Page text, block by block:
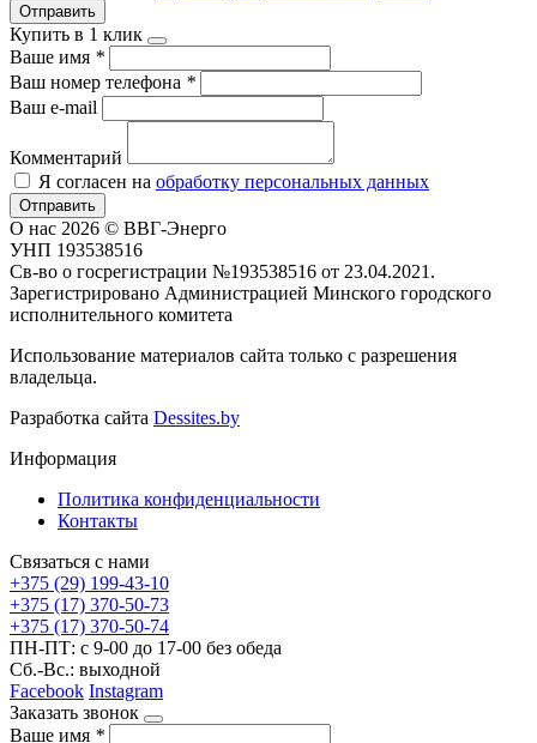
Отправить
Купить в 1 клик
Ваше имя *
Ваш номер телефона *
Ваш e-mail
Комментарий
Я согласен на обработку персональных данных
Отправить
О нас 2026 © ВВГ-Энерго
УНП 193538516
Св-во о госрегистрации №193538516 от 23.04.2021.
Зарегистрировано Администрацией Минского городского
исполнительного комитета
Использование материалов сайта только с разрешения
владельца.
Разработка сайта Dessites.by
Информация
Политика конфиденциальности
Контакты
Связаться с нами
+375 (29) 199-43-10
+375 (17) 370-50-73
+375 (17) 370-50-74
ПН-ПТ: с 9-00 до 17-00 без обеда
Сб.-Вс.: выходной
Facebook Instagram
Заказать звонок
Ваше имя *